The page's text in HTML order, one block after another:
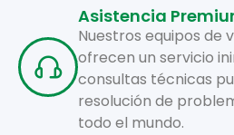
Asistencia
Nuestros equipos de
ofrecen un servicio
consultas técnicas
resolución de
todo el mundo.